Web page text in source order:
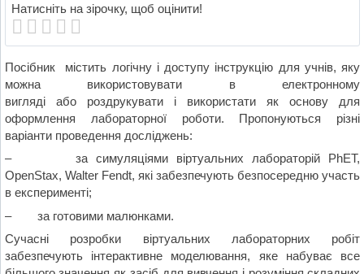
Натисніть на зірочку, щоб оцінити!
Посібник містить логічну і доступу інструкцію для учнів, яку
можна використовувати в електронному
вигляді або роздрукувати і використати як основу для
оформлення лабораторної роботи. Пропонуються різні
варіанти проведення досліджень:
– за симуляціями віртуальних лабораторій PhET,
OpenStax, Walter Fendt, які забезпечують безпосередню участь
в експерименті;
– за готовими малюнками.
Сучасні розробки віртуальних лабораторних робіт
забезпечують інтерактивне моделювання, яке набуває все